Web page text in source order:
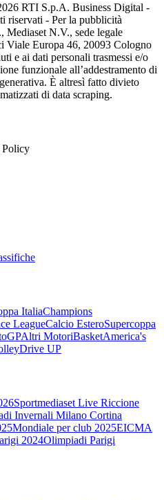
RTI S.p.A. Business Digital -
riservati - Per la pubblicità
N.V., sede legale
Viale Europa 46, 20093 Cologno
e ai dati personali trasmessi e/o
funzionale all’addestramento di
È altresì fatto divieto
di data scraping.
ItaliaChampions
LeagueCalcio EsteroSupercoppa
Altri MotoriBasketAmerica's
Drive UP
Sportmediaset Live Riccione
Invernali Milano Cortina
Mondiale per club 2025EICMA
2024Olimpiadi Parigi